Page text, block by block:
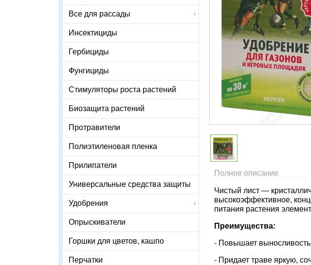
Полное описание
Чистый лист —
высокоэффективное,
питания растения
Преимущества:
- Повышает
- Придает траве яркую,
Все для рассады
Инсектициды
Гербициды
Фунгициды
Стимуляторы роста растений
Биозащита растений
Протравители
Полиэтиленовая пленка
Прилипатели
Универсальные средства защиты
Удобрения
Опрыскиватели
Горшки для цветов, кашпо
Перчатки